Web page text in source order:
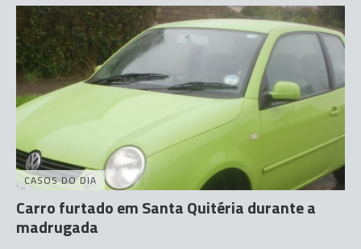
CASOS DO DIA
Carro furtado em Santa Quitéria durante a
madrugada